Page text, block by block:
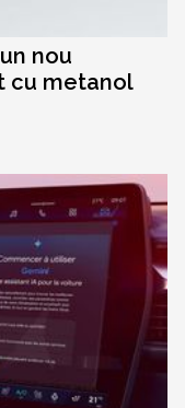
nou
cu metanol